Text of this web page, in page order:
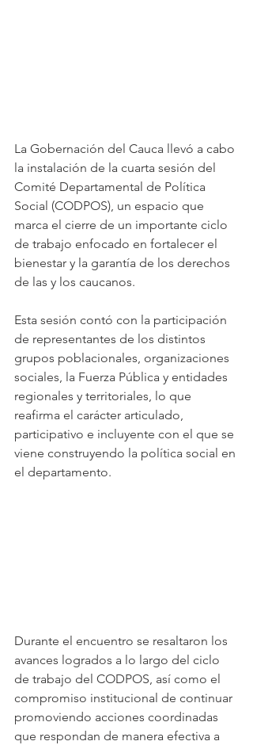
La Gobernación del Cauca llevó a cabo
la instalación de la cuarta sesión del
Comité Departamental de Política
Social (CODPOS), un espacio que
marca el cierre de un importante ciclo
de trabajo enfocado en fortalecer el
bienestar y la garantía de los derechos
de las y los caucanos.
Esta sesión contó con la participación
de representantes de los distintos
grupos poblacionales, organizaciones
sociales, la Fuerza Pública y entidades
regionales y territoriales, lo que
reafirma el carácter articulado,
participativo e incluyente con el que se
viene construyendo la política social en
el departamento.
Durante el encuentro se resaltaron los
avances logrados a lo largo del ciclo
de trabajo del CODPOS, así como el
compromiso institucional de continuar
promoviendo acciones coordinadas
que respondan de manera efectiva a